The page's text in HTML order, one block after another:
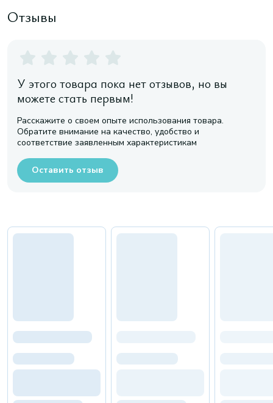
Отзывы
У этого товара пока нет отзывов, но вы
можете стать первым!
Расскажите о своем опыте использования товара.
Обратите внимание на качество, удобство и
соответствие заявленным характеристикам
Оставить отзыв